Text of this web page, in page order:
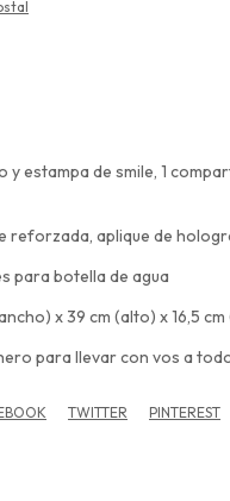
y estampa de smile, 1
reforzada, aplique de
para botella de agua
x 39 cm (alto) x 16,5
para llevar con vos a
TWITTER PINTEREST